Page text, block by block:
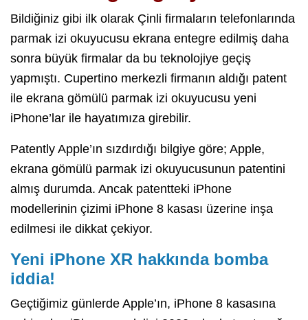
Bildiğiniz gibi ilk olarak Çinli firmaların telefonlarında
parmak izi okuyucusu ekrana entegre edilmiş daha
sonra büyük firmalar da bu teknolojiye geçiş
yapmıştı. Cupertino merkezli firmanın aldığı patent
ile ekrana gömülü parmak izi okuyucusu yeni
iPhone’lar ile hayatımıza girebilir.
Patently Apple’ın sızdırdığı bilgiye göre; Apple,
ekrana gömülü parmak izi okuyucusunun patentini
almış durumda. Ancak patentteki iPhone
modellerinin çizimi iPhone 8 kasası üzerine inşa
edilmesi ile dikkat çekiyor.
Yeni iPhone XR hakkında bomba
iddia!
Geçtiğimiz günlerde Apple’ın, iPhone 8 kasasına